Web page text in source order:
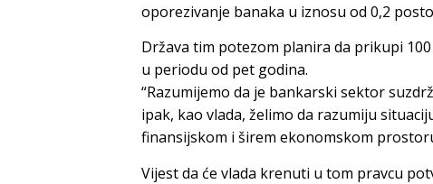
oporezivanje banaka u iznosu od 0,2
Država tim potezom planira da prikupi
u periodu od pet godina.
“Razumijemo da je bankarski sektor
ipak, kao vlada, želimo da razumiju
finansijskom i širem ekonomskom
Vijest da će vlada krenuti u tom pravcu